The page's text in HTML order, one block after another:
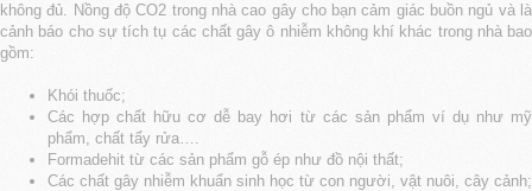
không đủ. Nồng độ CO2 trong nhà cao gây cho bạn cảm giác buồn ngủ và là
cảnh báo cho sự tích tụ các chất gây ô nhiễm không khí khác trong nhà bao
gồm:
Khói thuốc;
Các hợp chất hữu cơ dễ bay hơi từ các sản phẩm ví dụ như mỹ
phẩm, chất tẩy rửa….
Formadehit từ các sản phẩm gỗ ép như đồ nội thất;
Các chất gây nhiễm khuẩn sinh học từ con người, vật nuôi, cây cảnh;